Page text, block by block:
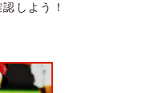
しよう！